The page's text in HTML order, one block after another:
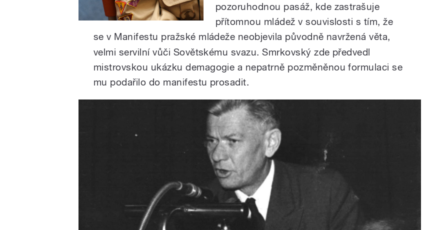
pozoruhodnou pasáž, kde zastrašuje
přítomnou mládež v souvislosti s tím, že
se v Manifestu pražské mládeže neobjevila původně navržená věta,
velmi servilní vůči Sovětskému svazu. Smrkovský zde předvedl
mistrovskou ukázku demagogie a nepatrně pozměněnou formulaci se
mu podařilo do manifestu prosadit.